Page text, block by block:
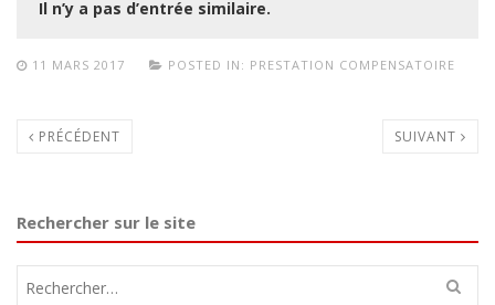
Il n’y a pas d’entrée similaire.
11 MARS 2017 POSTED IN: PRESTATION COMPENSATOIRE
PRÉCÉDENT SUIVANT
Rechercher sur le site